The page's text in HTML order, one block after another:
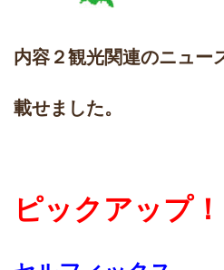
内容２観光関連のニュー
載せました。
ピックアップ！